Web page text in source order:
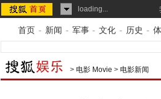
loading...
首页 - 新闻 - 军事 - 文化 - 历史 -
> 电影 Movie > 电影新闻